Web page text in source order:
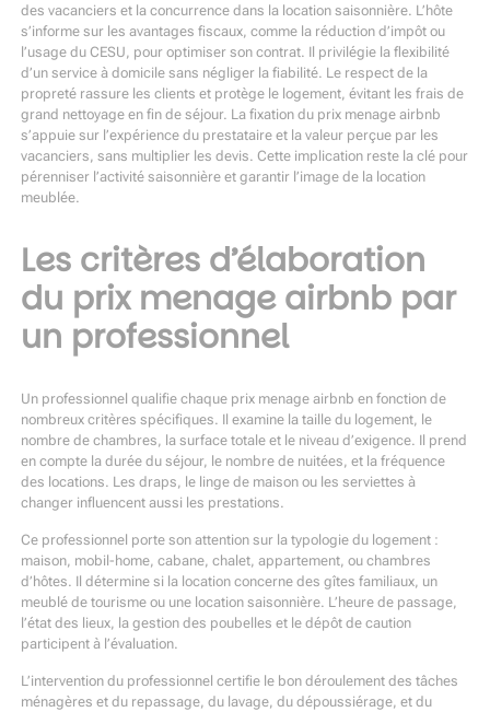
des vacanciers et la concurrence dans la location saisonnière. L’hôte
s’informe sur les avantages fiscaux, comme la réduction d’impôt ou
l’usage du CESU, pour optimiser son contrat. Il privilégie la flexibilité
d’un service à domicile sans négliger la fiabilité. Le respect de la
propreté rassure les clients et protège le logement, évitant les frais de
grand nettoyage en fin de séjour. La fixation du prix menage airbnb
s’appuie sur l’expérience du prestataire et la valeur perçue par les
vacanciers, sans multiplier les devis. Cette implication reste la clé pour
pérenniser l’activité saisonnière et garantir l’image de la location
meublée.
Les critères d’élaboration
du prix menage airbnb par
un professionnel
Un professionnel qualifie chaque prix menage airbnb en fonction de
nombreux critères spécifiques. Il examine la taille du logement, le
nombre de chambres, la surface totale et le niveau d’exigence. Il prend
en compte la durée du séjour, le nombre de nuitées, et la fréquence
des locations. Les draps, le linge de maison ou les serviettes à
changer influencent aussi les prestations.
Ce professionnel porte son attention sur la typologie du logement :
maison, mobil-home, cabane, chalet, appartement, ou chambres
d’hôtes. Il détermine si la location concerne des gîtes familiaux, un
meublé de tourisme ou une location saisonnière. L’heure de passage,
l’état des lieux, la gestion des poubelles et le dépôt de caution
participent à l’évaluation.
L’intervention du professionnel certifie le bon déroulement des tâches
ménagères et du repassage, du lavage, du dépoussiérage, et du